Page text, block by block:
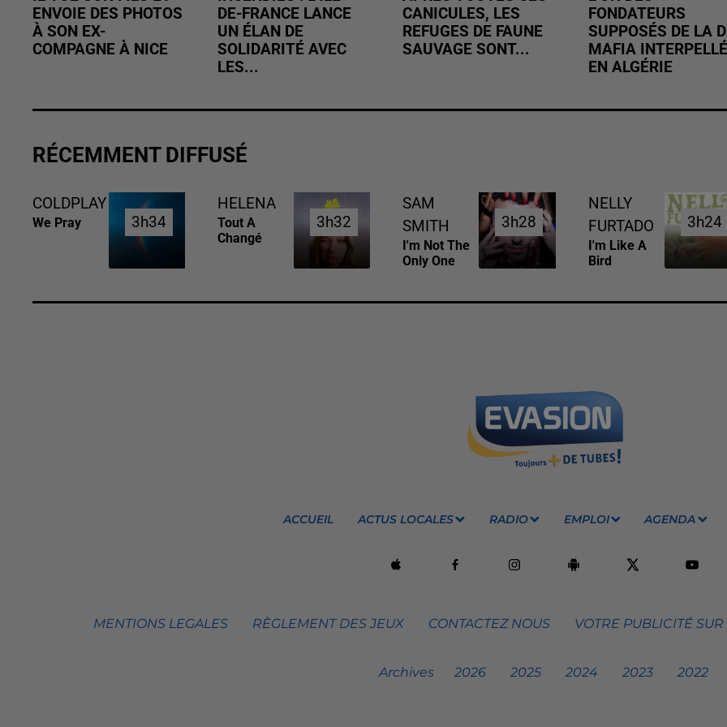
ENVOIE DES PHOTOS
À SON EX-
COMPAGNE À NICE
DE-FRANCE LANCE
UN ÉLAN DE
SOLIDARITÉ AVEC
LES...
CANICULES, LES
REFUGES DE FAUNE
SAUVAGE SONT...
FONDATEURS
SUPPOSÉS DE LA
MAFIA INTERPELLÉ
EN ALGÉRIE
RÉCEMMENT DIFFUSÉ
COLDPLAY
We Pray 3h34
3h34
HELENA
Tout A
Changé
3h32
3h32
SAM
SMITH
I'm Not The
Only One
3h28
3h28
NELLY
FURTADO
I'm Like A
Bird
3h24
3h24
ACCUEIL ACTUS LOCALES RADIO EMPLOI AGENDA
MENTIONS LEGALES RÈGLEMENT DES JEUX CONTACTEZ NOUS VOTRE PUBLICITÉ
Archives 2026 2025 2024 2023 2022